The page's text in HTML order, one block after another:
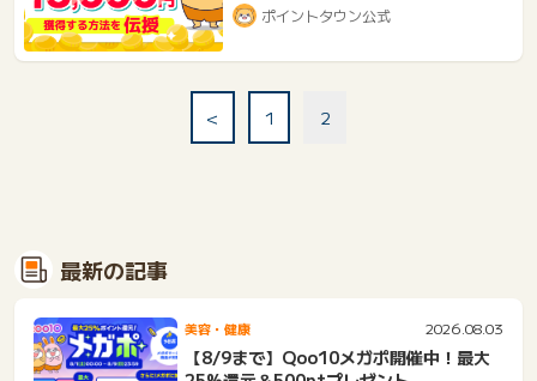
ポイントタウン公式
< 1 2
最新の記事
美容・健康 2026.08.03
【8/9まで】Qoo10メガポ開催中！最大